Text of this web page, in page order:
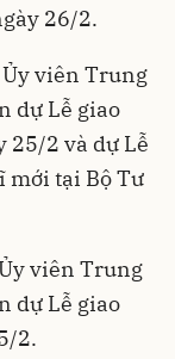
26/2.
viên Trung
dự Lễ giao
25/2 và dự Lễ
mới tại Bộ Tư
viên Trung
dự Lễ giao
2.